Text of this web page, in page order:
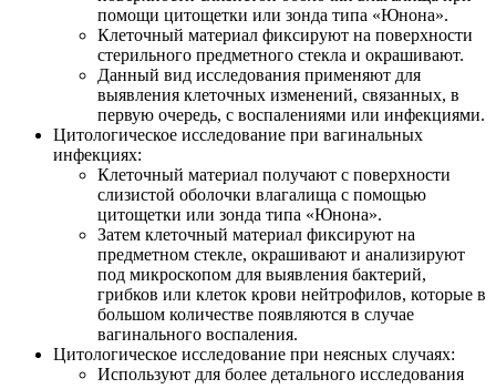
помощи цитощетки или зонда типа «Юнона».
Клеточный материал фиксируют на поверхности
стерильного предметного стекла и окрашивают.
Данный вид исследования применяют для
выявления клеточных изменений, связанных, в
первую очередь, с воспалениями или инфекциями.
Цитологическое исследование при вагинальных
инфекциях:
Клеточный материал получают с поверхности
слизистой оболочки влагалища с помощью
цитощетки или зонда типа «Юнона».
Затем клеточный материал фиксируют на
предметном стекле, окрашивают и анализируют
под микроскопом для выявления бактерий,
грибков или клеток крови нейтрофилов, которые в
большом количестве появляются в случае
вагинального воспаления.
Цитологическое исследование при неясных случаях:
Используют для более детального исследования